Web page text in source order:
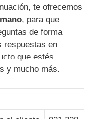
te ofrecemos
, para que
de forma
respuestas en
que estés
y mucho más.